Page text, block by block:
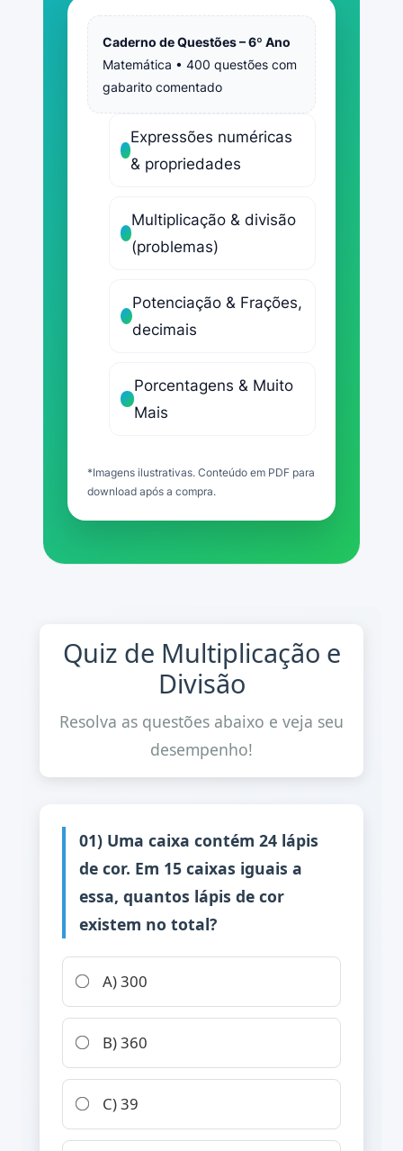
Caderno de Questões – 6º Ano
Matemática • 400 questões com
gabarito comentado
Expressões numéricas
& propriedades
Multiplicação & divisão
(problemas)
Potenciação & Frações,
decimais
Porcentagens & Muito
Mais
*Imagens ilustrativas. Conteúdo em PDF para
download após a compra.
Quiz de Multiplicação e
Divisão
Resolva as questões abaixo e veja seu
desempenho!
01) Uma caixa contém 24 lápis
de cor. Em 15 caixas iguais a
essa, quantos lápis de cor
existem no total?
A) 300
B) 360
C) 39